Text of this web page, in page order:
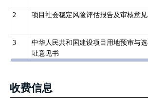
2 项目社会稳定风险评估报告及审核意见
3
中华人民共和国建设项目用地预审与选
址意见书
收费信息